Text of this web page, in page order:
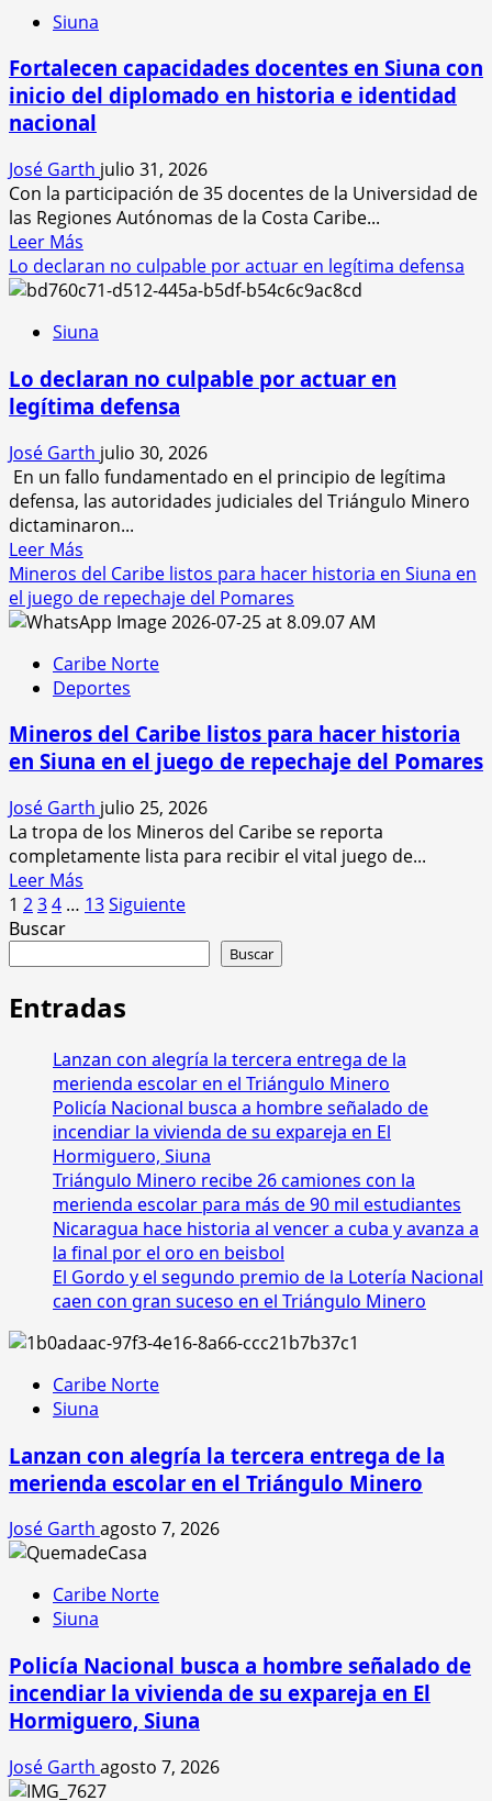
Incendio
negocio
en
la
Riscos
de
Oro,
Rosita
Siuna
Fortalecen capacidades docentes en Siuna con
inicio del diplomado en historia e identidad
nacional
José Garth julio 31, 2026
Con la participación de 35 docentes de la Universidad de
las Regiones Autónomas de la Costa Caribe...
Leer Más
más
acerca
Fortalecen
docentes
en
con
inicio
del
diplomado
en
historia
e
identidad
nacional
Lo declaran no culpable por actuar en legítima defensa
Siuna
Lo declaran no culpable por actuar en
legítima defensa
José Garth julio 30, 2026
En un fallo fundamentado en el principio de legítima
defensa, las autoridades judiciales del Triángulo Minero
dictaminaron...
Leer Más
más
acerca
de
declaran
no
por
actuar
legítima
defensa
Mineros del Caribe listos para hacer historia en Siuna en
el juego de repechaje del Pomares
Caribe Norte
Deportes
Mineros del Caribe listos para hacer historia
en Siuna en el juego de repechaje del Pomares
José Garth julio 25, 2026
La tropa de los Mineros del Caribe se reporta
completamente lista para recibir el vital juego de...
Leer Más
más
del
Caribe
para
hacer
historia
en
Siuna
en
el
juego
de
repechaje
del
Pomares
Paginación
de
1 234 … 13Siguiente
Buscar
Buscar
Entradas
Lanzan con alegría la tercera entrega de la
merienda escolar en el Triángulo Minero
Policía Nacional busca a hombre señalado de
incendiar la vivienda de su expareja en El
Hormiguero, Siuna
Triángulo Minero recibe 26 camiones con la
merienda escolar para más de 90 mil estudiantes
Nicaragua hace historia al vencer a cuba y avanza a
la final por el oro en beisbol
El Gordo y el segundo premio de la Lotería Nacional
caen con gran suceso en el Triángulo Minero
Caribe Norte
Siuna
Lanzan con alegría la tercera entrega de la
merienda escolar en el Triángulo Minero
José Garth agosto 7, 2026
Caribe Norte
Siuna
Policía Nacional busca a hombre señalado de
incendiar la vivienda de su expareja en El
Hormiguero, Siuna
José Garth agosto 7, 2026